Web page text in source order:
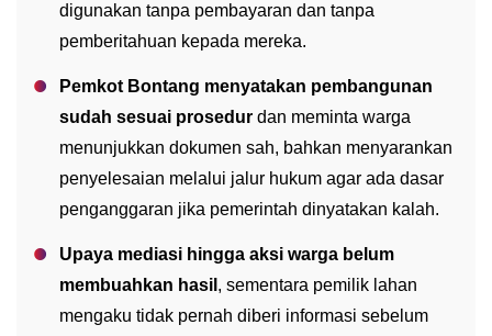
digunakan tanpa pembayaran dan tanpa
pemberitahuan kepada mereka.
Pemkot Bontang menyatakan pembangunan
sudah sesuai prosedur dan meminta warga
menunjukkan dokumen sah, bahkan menyarankan
penyelesaian melalui jalur hukum agar ada dasar
penganggaran jika pemerintah dinyatakan kalah.
Upaya mediasi hingga aksi warga belum
membuahkan hasil , sementara pemilik lahan
mengaku tidak pernah diberi informasi sebelum